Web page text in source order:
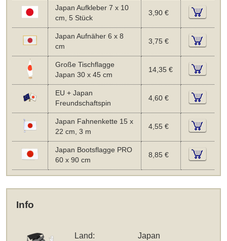
Japan Aufkleber 7 x 10
cm, 5 Stück
3,90 €
Japan Aufnäher 6 x 8
cm
3,75 €
Große Tischflagge
Japan 30 x 45 cm
14,35 €
EU + Japan
Freundschaftspin
4,60 €
Japan Fahnenkette 15 x
22 cm, 3 m
4,55 €
Japan Bootsflagge PRO
60 x 90 cm
8,85 €
Info
Land: Japan